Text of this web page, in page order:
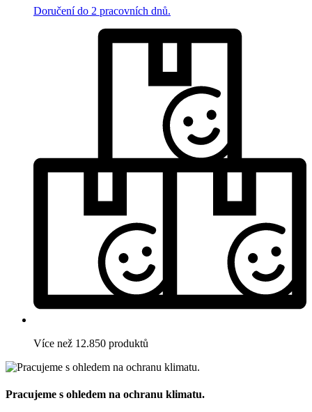
Doručení do 2 pracovních dnů.
Více než 12.850 produktů
Pracujeme s ohledem na ochranu klimatu.